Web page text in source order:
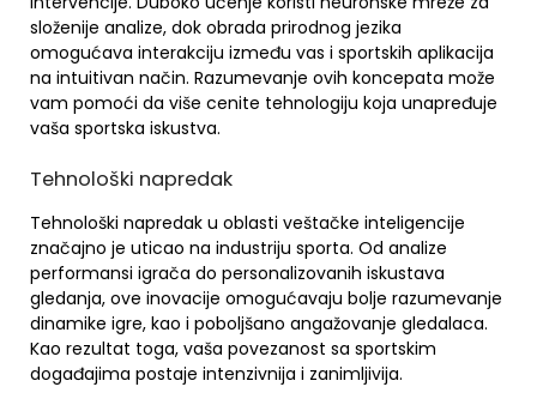
složenije analize, dok obrada prirodnog jezika
omogućava interakciju između vas i sportskih aplikacija
na intuitivan način. Razumevanje ovih koncepata može
vam pomoći da više cenite tehnologiju koja unapređuje
vaša sportska iskustva.
Tehnološki napredak
Tehnološki napredak u oblasti veštačke inteligencije
značajno je uticao na industriju sporta. Od analize
performansi igrača do personalizovanih iskustava
gledanja, ove inovacije omogućavaju bolje razumevanje
dinamike igre, kao i poboljšano angažovanje gledalaca.
Kao rezultat toga, vaša povezanost sa sportskim
događajima postaje intenzivnija i zanimljivija.